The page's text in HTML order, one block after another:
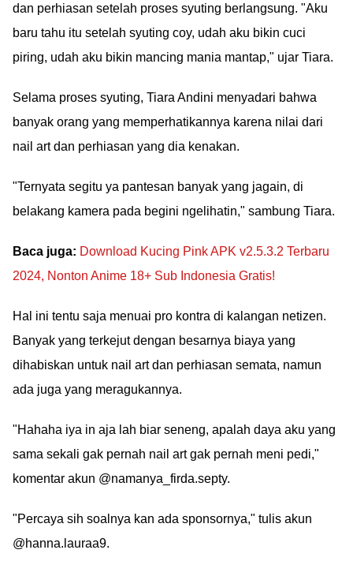
dan perhiasan setelah proses syuting berlangsung. "Aku
baru tahu itu setelah syuting coy, udah aku bikin cuci
piring, udah aku bikin mancing mania mantap," ujar Tiara.
Selama proses syuting, Tiara Andini menyadari bahwa
banyak orang yang memperhatikannya karena nilai dari
nail art dan perhiasan yang dia kenakan.
"Ternyata segitu ya pantesan banyak yang jagain, di
belakang kamera pada begini ngelihatin," sambung Tiara.
Baca juga: Download Kucing Pink APK v2.5.3.2 Terbaru
2024, Nonton Anime 18+ Sub Indonesia Gratis!
Hal ini tentu saja menuai pro kontra di kalangan netizen.
Banyak yang terkejut dengan besarnya biaya yang
dihabiskan untuk nail art dan perhiasan semata, namun
ada juga yang meragukannya.
"Hahaha iya in aja lah biar seneng, apalah daya aku yang
sama sekali gak pernah nail art gak pernah meni pedi,"
komentar akun @namanya_firda.septy.
"Percaya sih soalnya kan ada sponsornya," tulis akun
@hanna.lauraa9.